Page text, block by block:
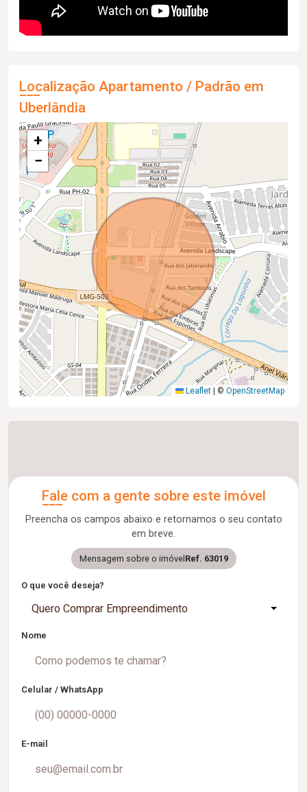
Localização Apartamento / Padrão em
Uberlândia
+
−
Leaflet © OpenStreetMap
Fale com a gente sobre este imóvel
Preencha os campos abaixo e retornamos o seu contato
em breve.
Mensagem sobre o imóvel Ref. 63019
O que você deseja?
Quero Comprar Empreendimento
Nome
Celular / WhatsApp
E-mail